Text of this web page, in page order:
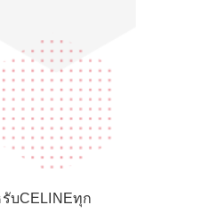
บCELINEทุก